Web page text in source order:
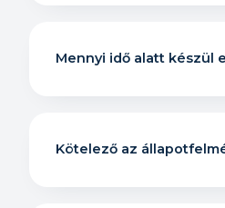
Mennyi idő alatt készül
Kötelező az